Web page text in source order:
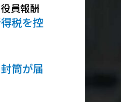
員報酬
税を控
封筒が届